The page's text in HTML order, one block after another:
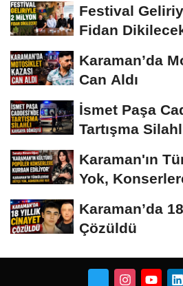
Festival
Fidan
Karaman’da
Can Aldı
İsmet Paşa
Tartışma
Karaman'ın
Yok,
Karaman’da
Çözüldü